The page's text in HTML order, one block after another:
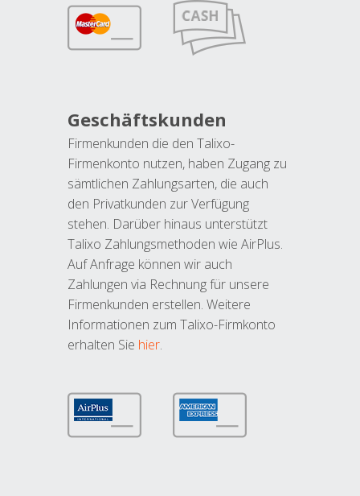
Geschäftskunden
Firmenkunden die den Talixo-
Firmenkonto nutzen, haben Zugang zu
sämtlichen Zahlungsarten, die auch
den Privatkunden zur Verfügung
stehen. Darüber hinaus unterstützt
Talixo Zahlungsmethoden wie AirPlus.
Auf Anfrage können wir auch
Zahlungen via Rechnung für unsere
Firmenkunden erstellen. Weitere
Informationen zum Talixo-Firmkonto
erhalten Sie hier.